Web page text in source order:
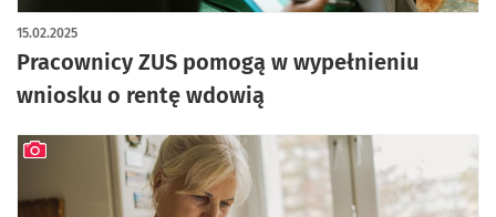
Pracownicy ZUS pomogą w wypełnieniu
wniosku o rentę wdowią
15.02.2025